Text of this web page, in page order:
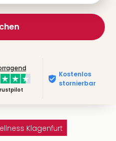
Kostenlos
stornierbar
Klagenfurt